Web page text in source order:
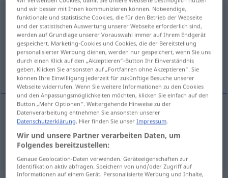
anschmieren
Übersicht aller Übersetzungen
(Für mehr Details die Übersetzung anklicken/antippen)
aansmeren, besmeren, bedotten, oplichten
aansmeren,besmeren anschmieren
bedotten,oplichten anschmieren
und wir besser mit Ihnen kommunizieren können. Notwendige,
funktionale und statistische Cookies, die für den Betrieb der Webseite
und der statistischen Auswertung unserer Webseite erforderlich sind,
werden auf Grundlage unserer Vorauswahl immer auf Ihrem Endgerät
gespeichert. Marketing-Cookies und Cookies, die der Bereitstellung
personalisierter Werbung dienen, werden nur gespeichert, wenn Sie uns
durch einen Klick auf den „Akzeptieren“-Button Ihr Einverständnis
geben. Klicken Sie ansonsten auf „Fortfahren ohne Akzeptieren“. Sie
können Ihre Einwilligung jederzeit für zukünftige Besuche unserer
Webseite widerrufen. Wenn Sie weitere Informationen zu den Cookies
und den Anpassungsmöglichkeiten möchten, klicken Sie einfach auf den
Button „Mehr Optionen“. Weitergehende Hinweise zu der
Datenverarbeitung entnehmen Sie ansonsten unserer
Datenschutzerklärung . Hier finden Sie unserImpressum
Wir und unsere Partner verarbeiten Daten, um
Folgendes bereitzustellen:
Genaue Geolocation-Daten verwenden. Geräteeigenschaften zur
Identifikation aktiv abfragen. Speichern von und/oder Zugriff auf
Informationen auf einem Gerät. Personalisierte Werbung und Inhalte,